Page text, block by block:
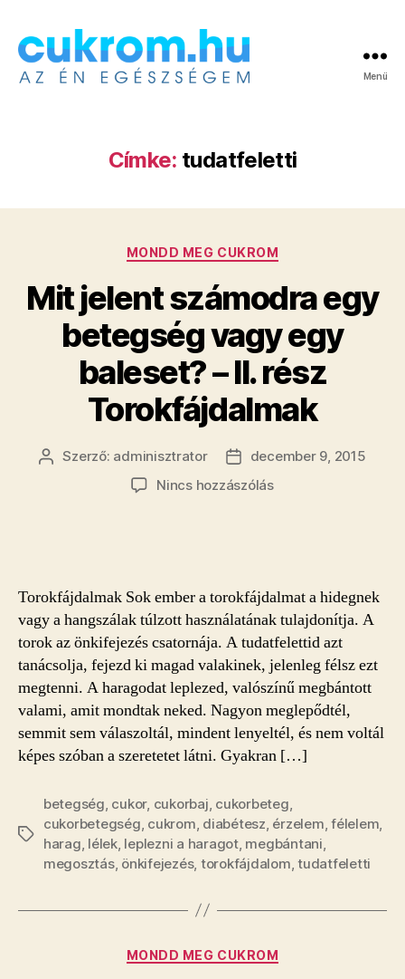
Menü
Címke: tudatfeletti
Kategóriák
MONDD MEG CUKROM
Mit jelent számodra egy
betegség vagy egy
baleset? – II. rész
Torokfájdalmak
Bejegyzés
Szerző: adminisztrator
Bejegyzés
dátuma
december 9, 2015
Nincs hozzászólása(z)
vagy
egy
baleset?
–
II.
rész
Torokfájdalmak
bejegyzéshez
Torokfájdalmak Sok ember a torokfájdalmat a hidegnek
vagy a hangszálak túlzott használatának tulajdonítja. A
torok az önkifejezés csatornája. A tudatfelettid azt
tanácsolja, fejezd ki magad valakinek, jelenleg félsz ezt
megtenni. A haragodat leplezed, valószínű megbántott
valami, amit mondtak neked. Nagyon meglepődtél,
semmit sem válaszoltál, mindent lenyeltél, és nem voltál
képes szóban a szeretetet látni. Gyakran […]
Címkék
betegség cukor, cukorbaj cukorbeteg
cukorbetegség cukrom diabétesz érzelem ,félelem
harag lélek, leplezni a haragot, megbántani
megosztás, önkifejezés, torokfájdalom ,tudatfeletti
Kategóriák
MONDD MEG CUKROM